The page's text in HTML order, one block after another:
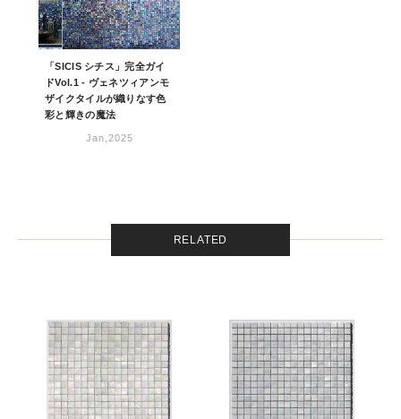
「SICIS シチス」完全ガイ
ドVol.1 - ヴェネツィアンモ
ザイクタイルが織りなす色
彩と輝きの魔法
Jan,2025
RELATED